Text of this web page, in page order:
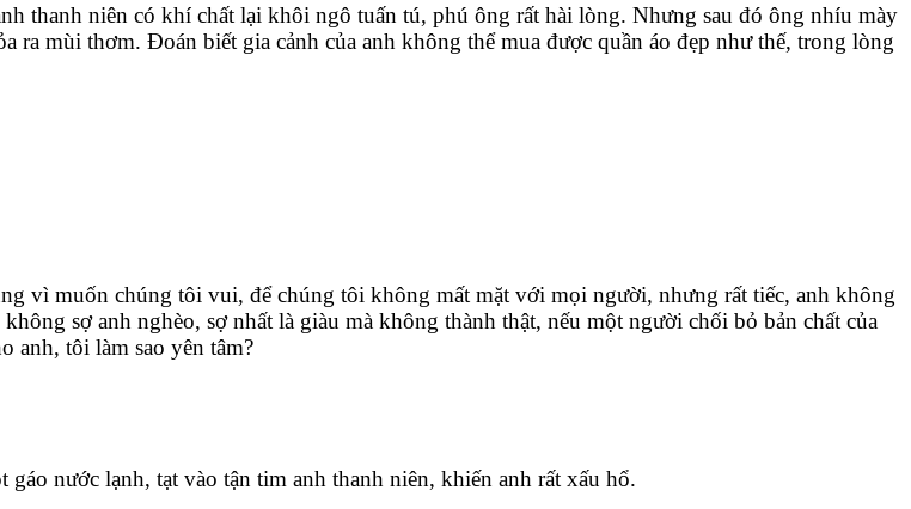
thanh niên có khí chất lại khôi ngô tuấn tú, phú ông rất hài lòng. Nhưng sau đó ông nhíu mày
ra mùi thơm. Đoán biết gia cảnh của anh không thể mua được quần áo đẹp như thế, trong lòng
vì muốn chúng tôi vui, để chúng tôi không mất mặt với mọi người, nhưng rất tiếc, anh không
sợ anh nghèo, sợ nhất là giàu mà không thành thật, nếu một người chối bỏ bản chất của
anh, tôi làm sao yên tâm?
nước lạnh, tạt vào tận tim anh thanh niên, khiến anh rất xấu hổ.